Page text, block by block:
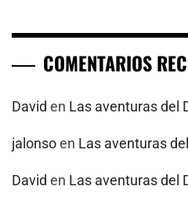
COMENTARIOS
David en Las aventuras del
jalonsoen Las aventuras
David en Las aventuras del